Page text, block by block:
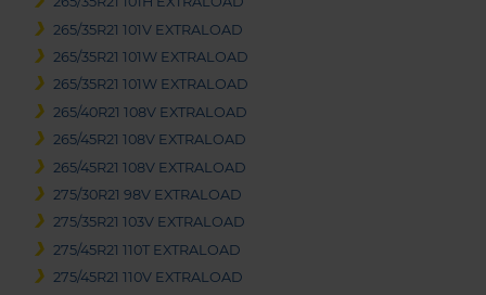
265/35R21 101V EXTRALOAD
265/35R21 101W EXTRALOAD
265/35R21 101W EXTRALOAD
265/40R21 108V EXTRALOAD
265/45R21 108V EXTRALOAD
265/45R21 108V EXTRALOAD
275/30R21 98V EXTRALOAD
275/35R21 103V EXTRALOAD
275/45R21 110T EXTRALOAD
275/45R21 110V EXTRALOAD